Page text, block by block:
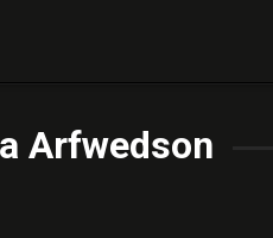
Arfwedson